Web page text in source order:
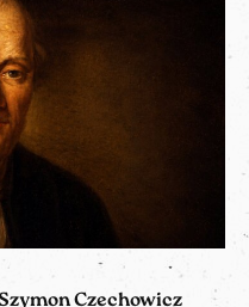
Czechowicz